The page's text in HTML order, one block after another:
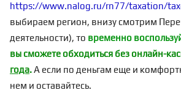
https://www.nalog.ru/rn77/taxation/
выбираем регион, внизу смотрим
деятельности), то временно
вы сможете обходиться без онлайн-
года.А если по деньгам еще и
нем и оставайтесь.